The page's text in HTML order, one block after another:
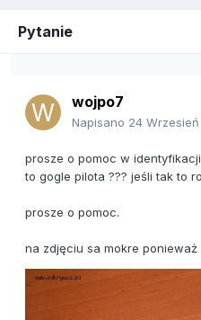
Pytanie
wojpo7
Napisano 24
prosze o pomoc w
to gogle pilota ??? jeśli tak to
prosze o pomoc.
na zdjęciu sa mokre ponieważ